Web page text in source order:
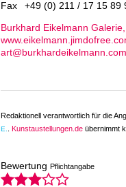
Fax
+49 (0) 211 / 17 15 89
Burkhard Eikelmann
art@burkhardeikelmann.com
Redaktionell verantwortlich für die
E.
.Kunstaustellungen.de übernimmt
BewertungPflichtangabe